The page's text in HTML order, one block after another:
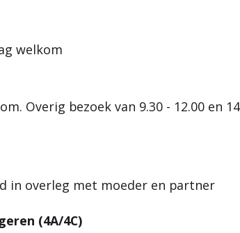
welkom
Overig bezoek van 9.30 - 12.00 en
in overleg met moeder en partner
(4A/4C)